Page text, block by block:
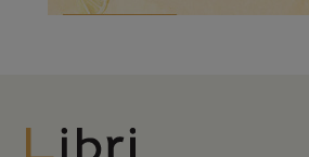
Libri